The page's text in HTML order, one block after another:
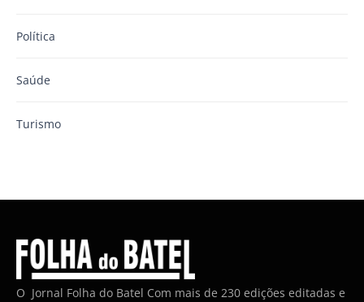
Política
Saúde
Turismo
O Jornal Folha do Batel Com mais de 230 edições editadas e